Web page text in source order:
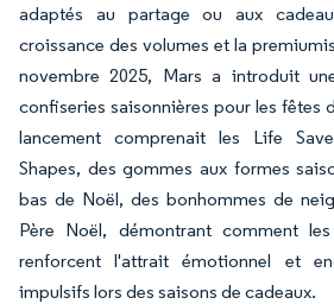
adaptés au partage ou aux
croissance des volumes et la
novembre 2025, Mars a introduit
confiseries saisonnières pour les fêtes
lancement comprenait les Life
Shapes, des gommes aux formes
bas de Noël, des bonhommes de
Père Noël, démontrant comment
renforcent l'attrait émotionnel et
impulsifs lors des saisons de cadeaux.